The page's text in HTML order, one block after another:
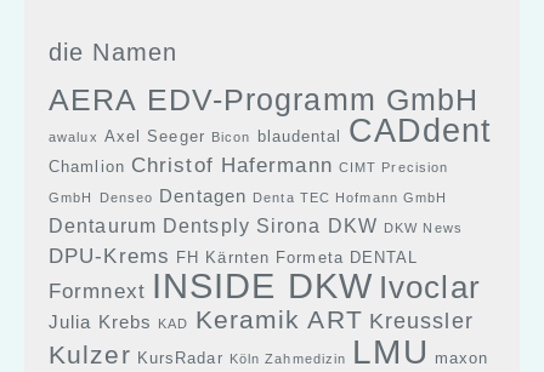
die Namen
AERA EDV-Programm GmbH
awalux Axel Seeger Bicon blaudental CADdent
Chamlion Christof Hafermann CIMT Precision
GmbH Denseo Dentagen Denta TEC Hofmann GmbH
Dentaurum Dentsply Sirona DKW DKW News
DPU-Krems FH Kärnten Formeta DENTAL
Formnext INSIDE DKW Ivoclar
Julia Krebs KAD Keramik ART Kreussler
Kulzer KursRadar Köln Zahmedizin LMU maxon